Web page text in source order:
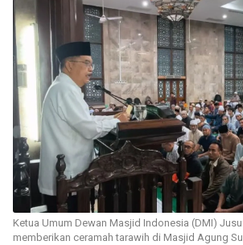
Ketua Umum Dewan Masjid Indonesia (DMI)
memberikan ceramah tarawih di Masjid Agung